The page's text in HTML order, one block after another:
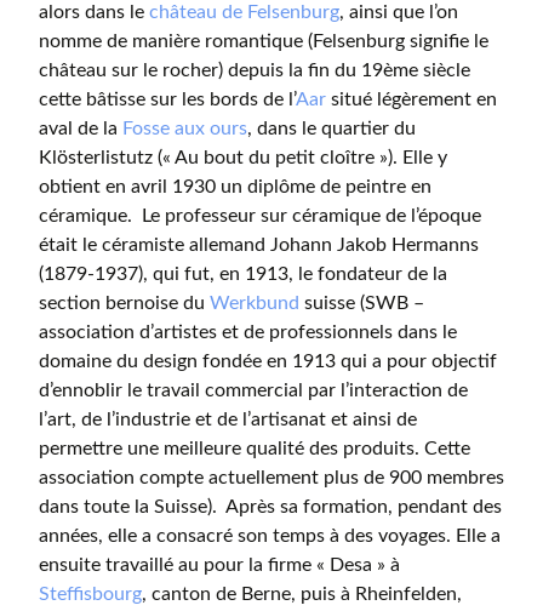
alors dans le château de Felsenburg, ainsi que l’on
nomme de manière romantique (Felsenburg signifie le
château sur le rocher) depuis la fin du 19ème siècle
cette bâtisse sur les bords de l’Aar situé légèrement en
aval de la Fosse aux ours, dans le quartier du
Klösterlistutz (« Au bout du petit cloître »). Elle y
obtient en avril 1930 un diplôme de peintre en
céramique. Le professeur sur céramique de l’époque
était le céramiste allemand Johann Jakob Hermanns
(1879-1937), qui fut, en 1913, le fondateur de la
section bernoise du Werkbund suisse (SWB –
association d’artistes et de professionnels dans le
domaine du design fondée en 1913 qui a pour objectif
d’ennoblir le travail commercial par l’interaction de
l’art, de l’industrie et de l’artisanat et ainsi de
permettre une meilleure qualité des produits. Cette
association compte actuellement plus de 900 membres
dans toute la Suisse). Après sa formation, pendant des
années, elle a consacré son temps à des voyages. Elle a
ensuite travaillé au pour la firme « Desa » à
Steffisbourg, canton de Berne, puis à Rheinfelden,